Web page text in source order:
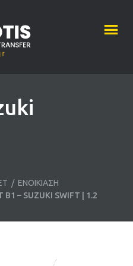
/ ΕΝΟΙΚΊΑΣΗ
B1 – SUZUKI SWIFT | 1.2